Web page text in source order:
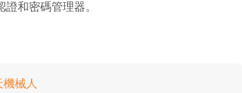
和密碼管理器。
械人